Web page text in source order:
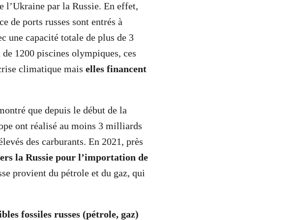
l’Ukraine par la Russie. En effet,
de ports russes sont entrés à
une capacité totale de plus de 3
1200 piscines olympiques, ces
climatique mais elles financent
que depuis le début de la
ont réalisé au moins 3 milliards
des carburants. En 2021, près
la Russie pour l’importation de
provient du pétrole et du gaz, qui
fossiles russes (pétrole, gaz)